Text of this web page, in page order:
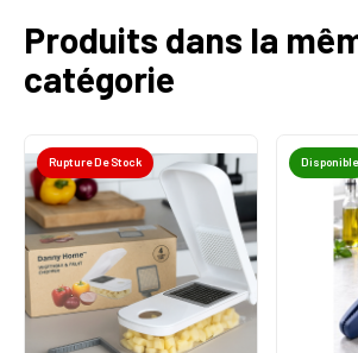
Produits dans la
catégorie
Rupture De Stock Disponible